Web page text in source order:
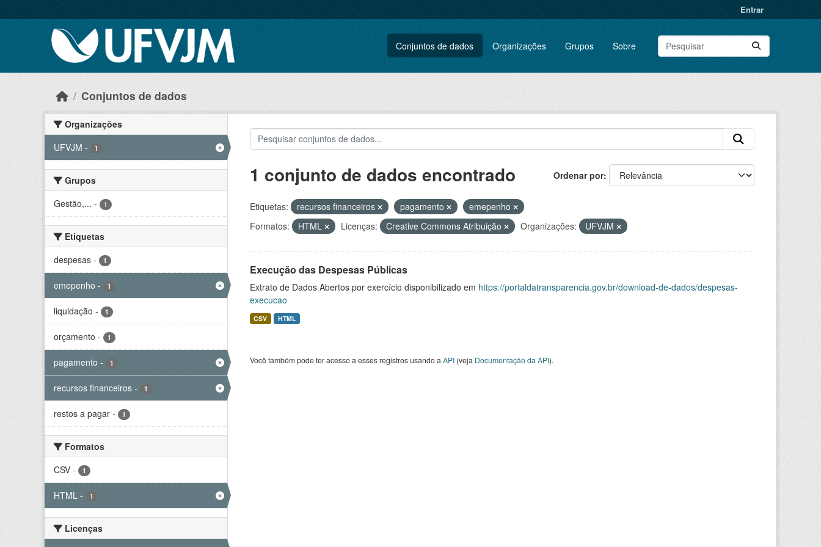
Entrar
Conjuntos de dados Organizações Grupos Sobre
Conjuntos de dados
Organizações
UFVJM - 1
Grupos
Gestão,... - 1
Etiquetas
despesas - 1
emepenho - 1
liquidação - 1
orçamento - 1
pagamento - 1
recursos financeiros - 1
restos a pagar - 1
Formatos
CSV - 1
HTML - 1
Licenças
Ordenar por
1 conjunto de dados encontrado
Etiquetas: recursos financeiros pagamento
emepenho
Formatos:
HTML Licenças: Creative Commons Atribuição Organizações: UFVJM
Execução das Despesas Públicas
Extrato de Dados Abertos por exercício disponibilizado em https://portaldatransparencia.gov.br/download-de-dados/despesas-
execucao
CSV HTML
Você também pode ter acesso a esses registros usando a API(veja Documentação da API).